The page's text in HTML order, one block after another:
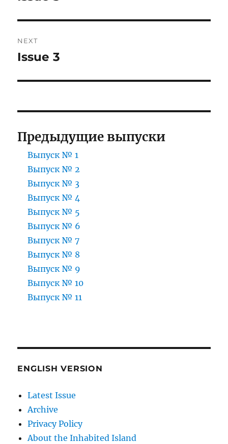
NEXT
Next
Issue 3
Предыдущие выпуски
Выпуск № 1
Выпуск № 2
Выпуск № 3
Выпуск № 4
Выпуск № 5
Выпуск № 6
Выпуск № 7
Выпуск № 8
Выпуск № 9
Выпуск № 10
Выпуск № 11
ENGLISH VERSION
Latest Issue
Archive
Privacy Policy
About the Inhabited Island